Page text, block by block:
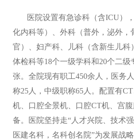
医院设置有急诊科（含ICU）
化内科等）、外科（普外，泌外，
官）、妇产科、儿科（含新生儿科
体检科等18个一级学科和20个二级
张。全院现有职工450余人，医务
称25人，中级职称65人。配置有
机、口腔全景机、口腔CT机、宫
备。医院坚持走“人才兴院、技术
医建名科，名科创名院”为发展战